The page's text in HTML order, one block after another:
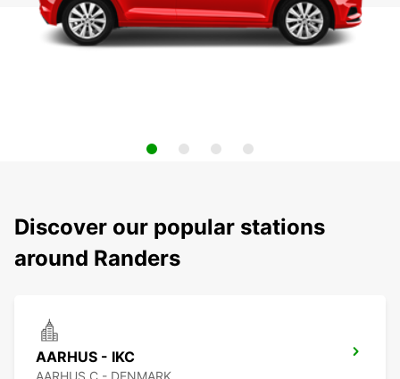
Discover our popular stations
around Randers
AARHUS - IKC